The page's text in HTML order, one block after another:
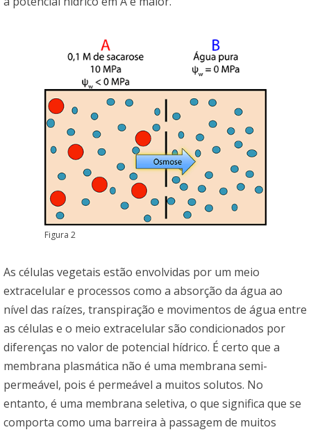
Figura 2
As células vegetais estão envolvidas por um meio
extracelular e processos como a absorção da água ao
nível das raízes, transpiração e movimentos de água entre
as células e o meio extracelular são condicionados por
diferenças no valor de potencial hídrico. É certo que a
membrana plasmática não é uma membrana semi-
permeável, pois é permeável a muitos solutos. No
entanto, é uma membrana seletiva, o que significa que se
comporta como uma barreira à passagem de muitos